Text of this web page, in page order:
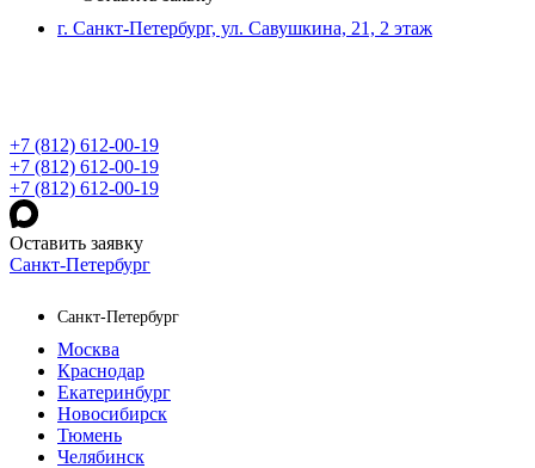
г. Санкт-Петербург, ул. Савушкина, 21, 2 этаж
+7 (812) 612-00-19
+7 (812) 612-00-19
+7 (812) 612-00-19
Оставить заявку
Санкт-Петербург
Санкт-Петербург
Москва
Краснодар
Екатеринбург
Новосибирск
Тюмень
Челябинск